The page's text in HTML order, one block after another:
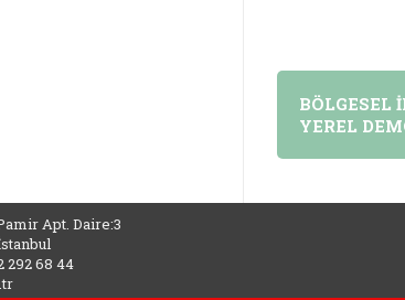
BÖLGESEL
YEREL
Apt. Daire:3
292 68 44